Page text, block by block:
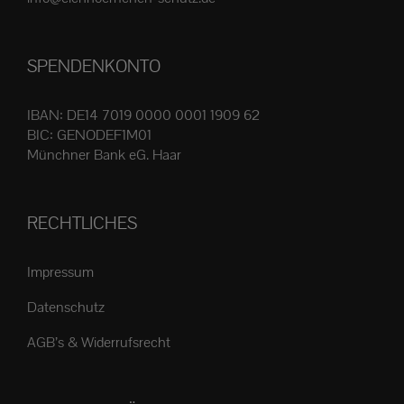
werden
SPENDENKONTO
IBAN: DE14 7019 0000 0001 1909 62
BIC: GENODEF1M01
Münchner Bank eG. Haar
RECHTLICHES
Impressum
Datenschutz
AGB’s & Widerrufsrecht